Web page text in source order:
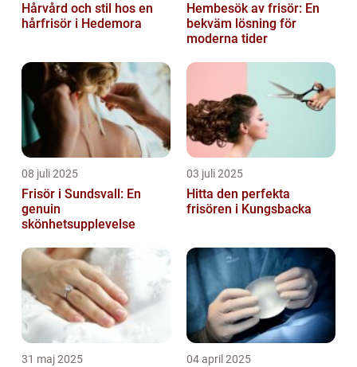
Hårvård och stil hos en
hårfrisör i Hedemora
Hembesök av frisör: En
bekväm lösning för
moderna tider
08 juli 2025
Frisör i Sundsvall: En
genuin
skönhetsupplevelse
03 juli 2025
Hitta den perfekta
frisören i Kungsbacka
31 maj 2025 04 april 2025